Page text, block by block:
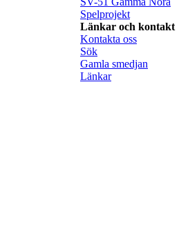
Spelprojekt
Länkar och kontakt
Kontakta oss
Sök
Gamla smedjan
Länkar